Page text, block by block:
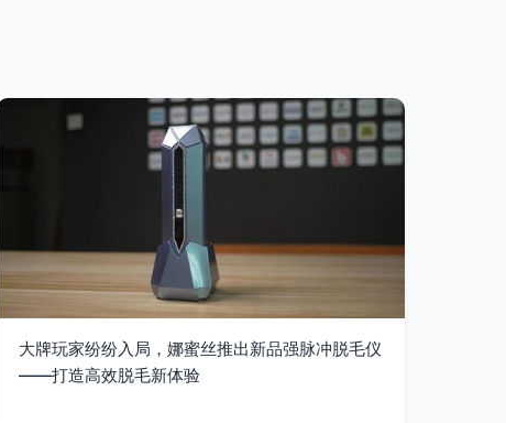
大牌玩家纷纷入局，娜蜜丝推出新品强脉冲脱毛仪
——打造高效脱毛新体验